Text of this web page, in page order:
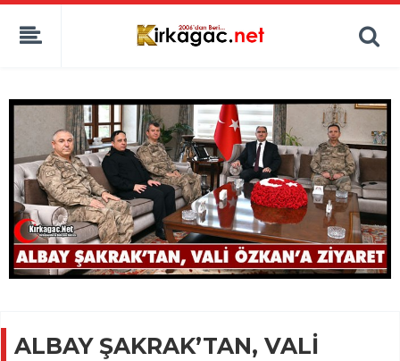
ALBAY ŞAKRAK’TAN, VALİ